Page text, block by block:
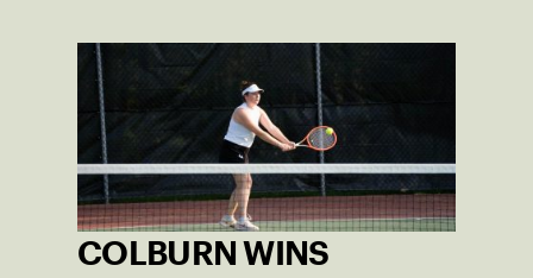
COLBURN WINS